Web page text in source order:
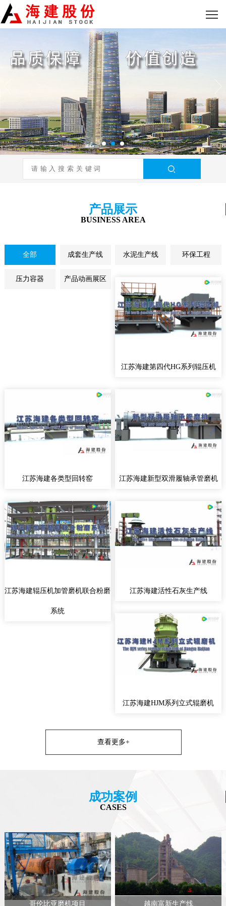
产品展示
BUSINESS AREA
全部 成套生产线 水泥生产线 环保工程
压力容器 产品动画展区
江苏海建第四代HG系列辊压机
江苏海建各类型回转窑 江苏海建新型双滑履轴承管磨机
江苏海建辊压机加管磨机联合粉磨
系统
江苏海建活性石灰生产线
江苏海建HJM系列立式辊磨机
查看更多+
成功案例
CASES
哥伦比亚磨机项目 越南富新生产线